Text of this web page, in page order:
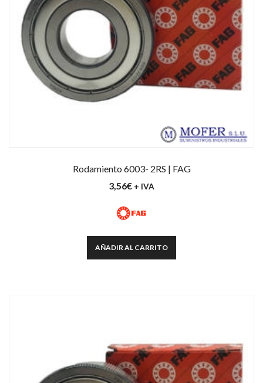
Rodamiento 6003- 2RS | FAG
3,56€ + IVA
AÑADIR AL CARRITO